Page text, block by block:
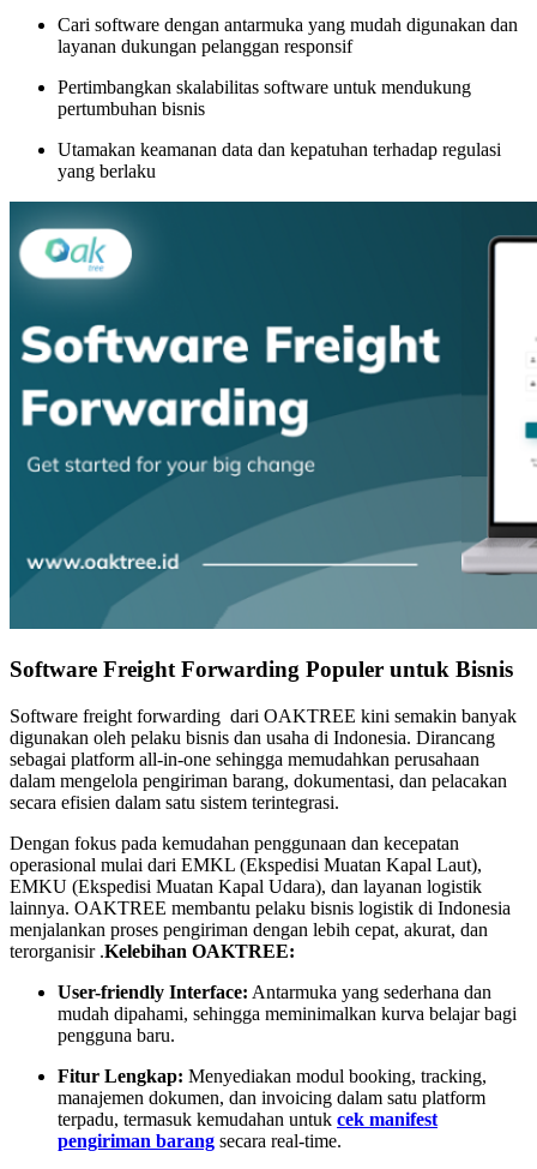
Cari software dengan antarmuka yang mudah digunakan dan
layanan dukungan pelanggan responsif
Pertimbangkan skalabilitas software untuk mendukung
pertumbuhan bisnis
Utamakan keamanan data dan kepatuhan terhadap regulasi
yang berlaku
Software Freight Forwarding Populer untuk Bisnis
Software freight forwarding dari OAKTREE kini semakin banyak
digunakan oleh pelaku bisnis dan usaha di Indonesia. Dirancang
sebagai platform all-in-one sehingga memudahkan perusahaan
dalam mengelola pengiriman barang, dokumentasi, dan pelacakan
secara efisien dalam satu sistem terintegrasi.
Dengan fokus pada kemudahan penggunaan dan kecepatan
operasional mulai dari EMKL (Ekspedisi Muatan Kapal Laut),
EMKU (Ekspedisi Muatan Kapal Udara), dan layanan logistik
lainnya. OAKTREE membantu pelaku bisnis logistik di Indonesia
menjalankan proses pengiriman dengan lebih cepat, akurat, dan
terorganisir .Kelebihan OAKTREE:
User-friendly Interface: Antarmuka yang sederhana dan
mudah dipahami, sehingga meminimalkan kurva belajar bagi
pengguna baru.
Fitur Lengkap: Menyediakan modul booking, tracking,
manajemen dokumen, dan invoicing dalam satu platform
terpadu, termasuk kemudahan untuk cek manifest
pengiriman barang secara real-time.